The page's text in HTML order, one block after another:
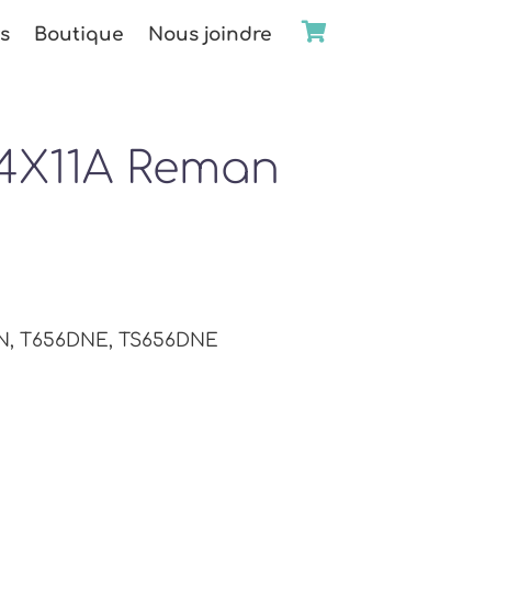
Boutique Nous joindre
Reman
T656DNE, TS656DNE